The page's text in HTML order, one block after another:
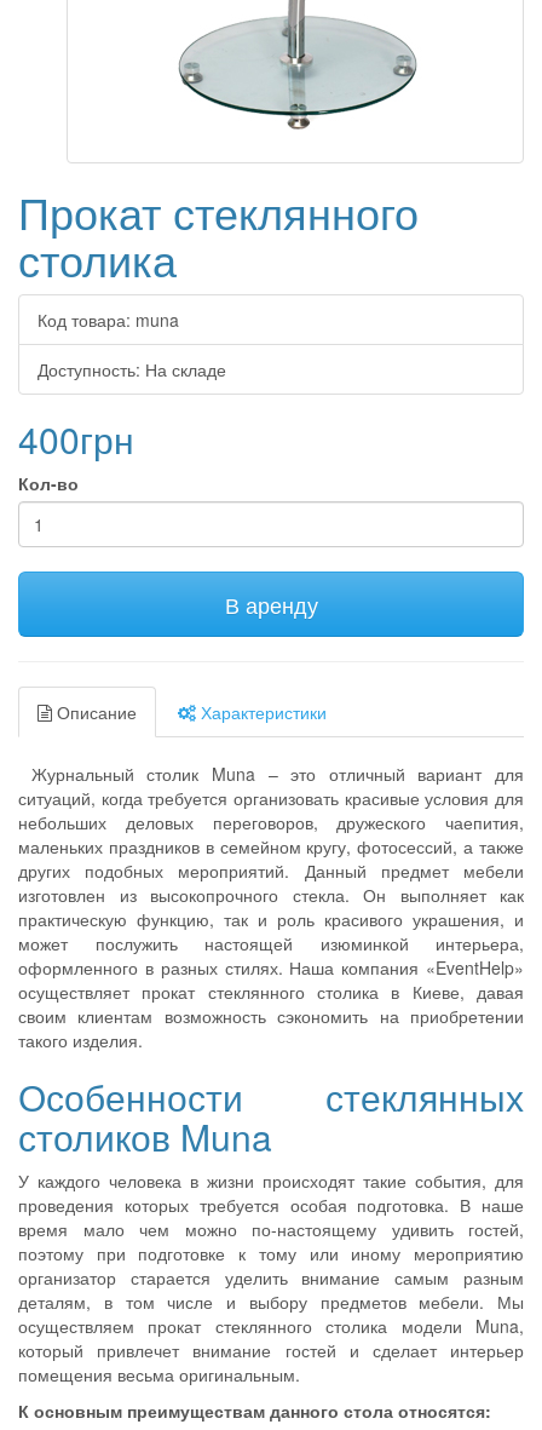
Прокат стеклянного
столика
Код товара: muna
Доступность: На складе
400грн
Кол-во
В аренду
Описание Характеристики
Журнальный столик Muna – это отличный вариант для
ситуаций, когда требуется организовать красивые условия для
небольших деловых переговоров, дружеского чаепития,
маленьких праздников в семейном кругу, фотосессий, а также
других подобных мероприятий. Данный предмет мебели
изготовлен из высокопрочного стекла. Он выполняет как
практическую функцию, так и роль красивого украшения, и
может послужить настоящей изюминкой интерьера,
оформленного в разных стилях. Наша компания «EventHelp»
осуществляет прокат стеклянного столика в Киеве, давая
своим клиентам возможность сэкономить на приобретении
такого изделия.
Особенности стеклянных
столиков Muna
У каждого человека в жизни происходят такие события, для
проведения которых требуется особая подготовка. В наше
время мало чем можно по-настоящему удивить гостей,
поэтому при подготовке к тому или иному мероприятию
организатор старается уделить внимание самым разным
деталям, в том числе и выбору предметов мебели. Мы
осуществляем прокат стеклянного столика модели Muna,
который привлечет внимание гостей и сделает интерьер
помещения весьма оригинальным.
К основным преимуществам данного стола относятся: